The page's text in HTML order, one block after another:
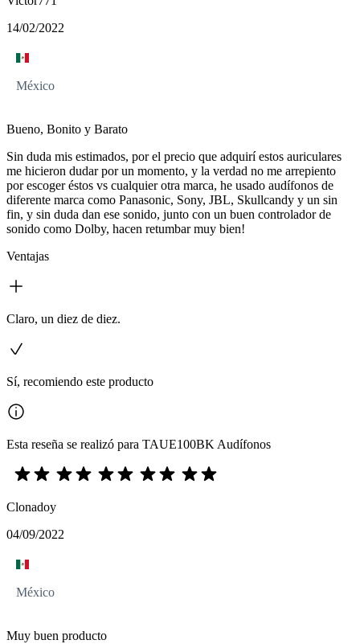
14/02/2022
México
Bueno, Bonito y Barato
Sin duda mis estimados, por el precio que adquirí estos auriculares
me hicieron dudar por un momento, y la verdad no me arrepiento
por escoger éstos vs cualquier otra marca, he usado audífonos de
diferente marca como Panasonic, Sony, JBL, Skullcandy y un sin
fin, y sin duda dan ese sonido, junto con un buen controlador de
sonido como Dolby, hacen retumbar muy bien!
Ventajas
Claro, un diez de diez.
Sí, recomiendo este producto
Esta reseña se realizó para TAUE100BK Audífonos
Clonadoy
04/09/2022
México
Muy buen producto